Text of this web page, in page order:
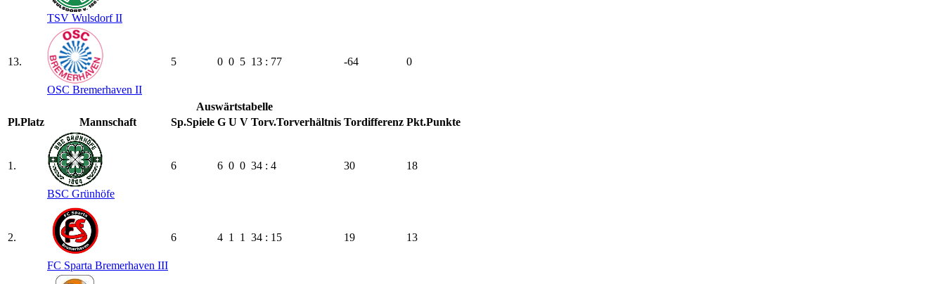
TSV Wulsdorf II
13.
OSC Bremerhaven II
5 0 0 5 13 : 77 -64 0
Auswärtstabelle
Pl.Platz Mannschaft Sp.Spiele G U V Torv.Torverhältnis Tordifferenz Pkt.Punkte
1.
BSC Grünhöfe
6 6 0 0 34 : 4 30 18
2.
FC Sparta Bremerhaven III
6 4 1 1 34 : 15 19 13